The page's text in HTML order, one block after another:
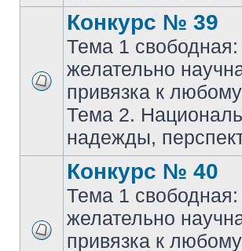
Конкурс № 39
Тема 1 свободная:
желательно
привязка к
Тема 2.
надежды,
Конкурс № 40
Тема 1 свободная:
желательно
привязка к